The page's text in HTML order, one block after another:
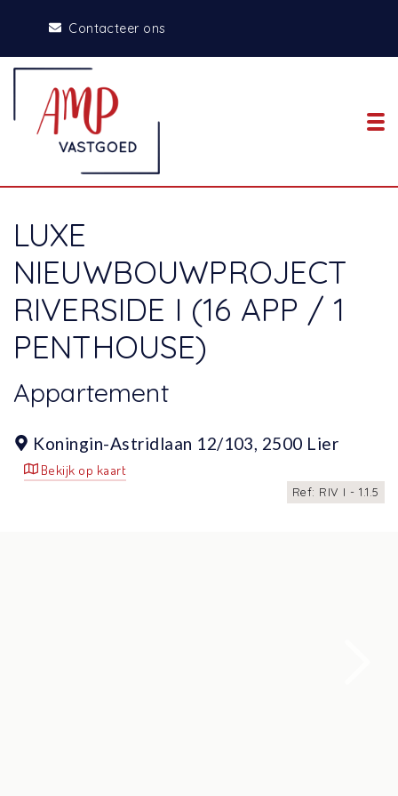
Contacteer ons
LUXE
NIEUWBOUWPROJECT
RIVERSIDE I (16 APP / 1
PENTHOUSE)
Appartement
Koningin-Astridlaan 12/103, 2500 Lier
Bekijk op kaart
Ref: RIV I - 1.1.5